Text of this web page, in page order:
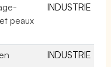
peaux
INDUSTRIE
INDUSTRIE